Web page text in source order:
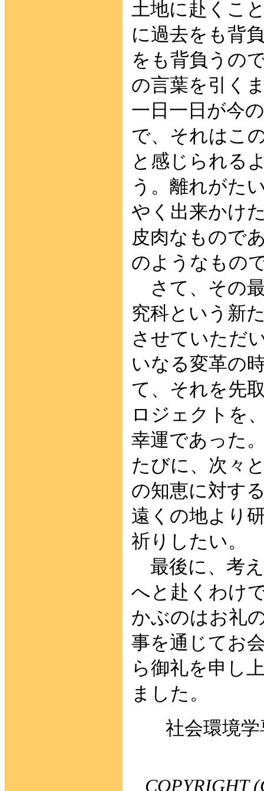
土地に赴くこ
に過去をも背
をも背負うの
の言葉を引く
一日一日が今
で、それはこ
と感じられる
う。離れがた
やく出来かけ
皮肉なもので
のようなもの
さて、その
究科という新
させていただ
いなる変革の
て、それを先
ロジェクトを
幸運であった
たびに、次々
の知恵に対す
遠くの地より
祈りしたい。
最後に、考
へと赴くわけ
かぶのはお礼
事を通じてお
ら御礼を申し
ました。
社会環境
COPYRIGHT